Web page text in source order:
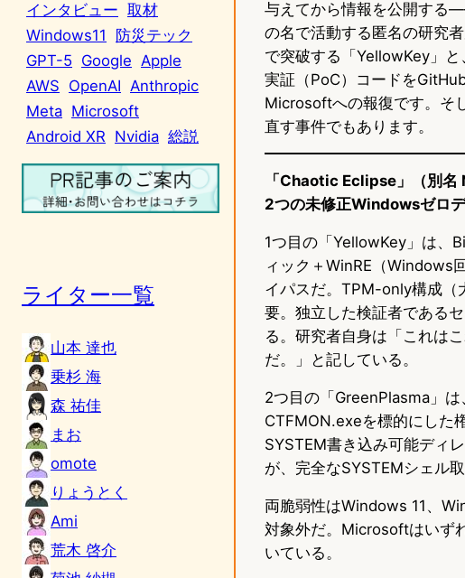
インタビュー 取材
Windows11
防災テック
GPT-5 Google Apple
AWS OpenAI Anthropic
Meta Microsoft
Android XR Nvidia 総説
ライター一覧
山本 達也
乗杉 海
森 祐佳
まお
omote
りょうとく
Ami
荒木 啓介
与えてから情報を公開する
の名で活動する匿名の研究
で突破する「YellowKey」
実証（PoC）コードを
Microsoftへの報復です。そ
直す事件でもあります。
「Chaotic Eclipse」（別
2つの未修正Windowsゼロ
1つ目の「YellowKey」は、
ィック＋WinRE（Windows
イパスだ。TPM-only構成（
要。独立した検証者である
る。研究者自身は「これは
だ。」と記している。
2つ目の「GreenPlasma」
CTFMON.exeを標的にした
SYSTEM書き込み可能ディ
が、完全なSYSTEMシェル
両脆弱性はWindows 11、
対象外だ。Microsoftはいず
いている。